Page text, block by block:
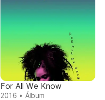
For All We Know
2016 • Álbum